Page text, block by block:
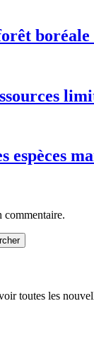
espèces
commentaire.
toutes les